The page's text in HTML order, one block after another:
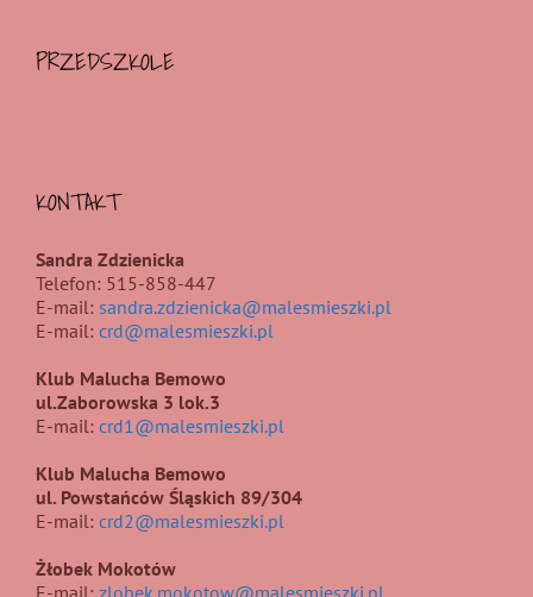
PRZEDSZKOLE
KONTAKT
Sandra Zdzienicka
Telefon: 515-858-447
E-mail: sandra.zdzienicka@malesmieszki.pl
E-mail: crd@malesmieszki.pl
Klub Malucha Bemowo
ul.Zaborowska 3 lok.3
E-mail: crd1@malesmieszki.pl
Klub Malucha Bemowo
ul. Powstańców Śląskich 89/304
E-mail: crd2@malesmieszki.pl
Żłobek Mokotów
E-mail: zlobek.mokotow@malesmieszki.pl